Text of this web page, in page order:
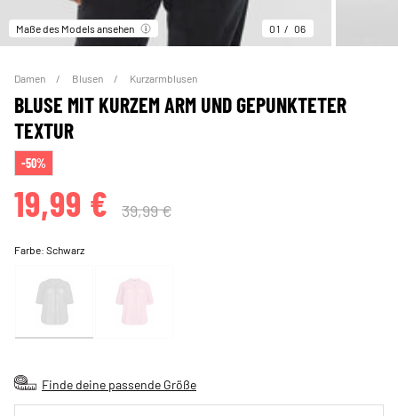
Maße des Models ansehen 01 06
Damen Blusen Kurzarmblusen
BLUSE MIT KURZEM ARM UND GEPUNKTETER
TEXTUR
-50%
19,99 € 39,99 €
Farbe:Schwarz
Finde deine passende Größe